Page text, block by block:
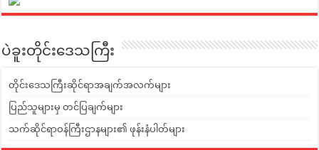
ပဲခူးတိုင်းဒေသကြီး
တိုင်းဒေသကြီးဆိုင်ရာအချက်အလက်များ
ပြည်သူများမှ တင်ပြချက်များ
သက်ဆိုင်ရာဝန်ကြီးဌာနများ၏ ဖုန်းနံပါတ်များ